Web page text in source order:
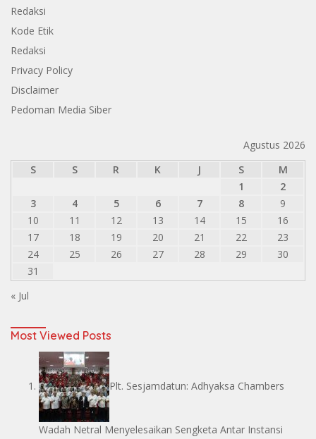
Redaksi
Kode Etik
Redaksi
Privacy Policy
Disclaimer
Pedoman Media Siber
Agustus 2026
S
S R K J S
M
1
2
3
4 5 6 7 8
9
10
11 12 13 14 15
16
17
18 19 20 21 22
23
24
25 26 27 28 29
30
31
« Jul
Most Viewed Posts
Plt. Sesjamdatun: Adhyaksa Chambers
Wadah Netral Menyelesaikan Sengketa Antar Instansi